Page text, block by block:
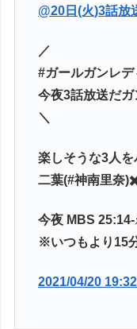
@20日(火)3話放
／
#ガールガンレデ
今夜3話放送だガ
＼
楽しそうな3人
二葉(#神南里奈
今夜 MBS 25:14-
※いつもより15
2021/04/20